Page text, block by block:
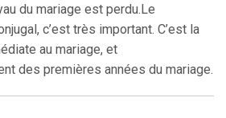
du mariage est perdu.Le
c’est très important. C’est la
au mariage, et
des premières années du mariage.